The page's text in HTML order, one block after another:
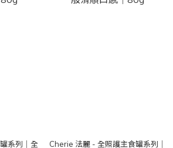
系列｜全
Cherie 法麗 - 全照護主食罐系列｜